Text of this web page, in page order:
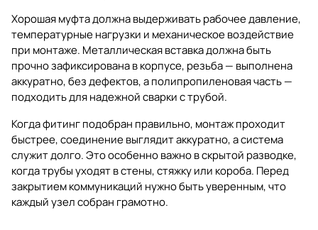
Хорошая муфта должна выдерживать рабочее давление,
температурные нагрузки и механическое воздействие
при монтаже. Металлическая вставка должна быть
прочно зафиксирована в корпусе, резьба — выполнена
аккуратно, без дефектов, а полипропиленовая часть —
подходить для надежной сварки с трубой.
Когда фитинг подобран правильно, монтаж проходит
быстрее, соединение выглядит аккуратно, а система
служит долго. Это особенно важно в скрытой разводке,
когда трубы уходят в стены, стяжку или короба. Перед
закрытием коммуникаций нужно быть уверенным, что
каждый узел собран грамотно.